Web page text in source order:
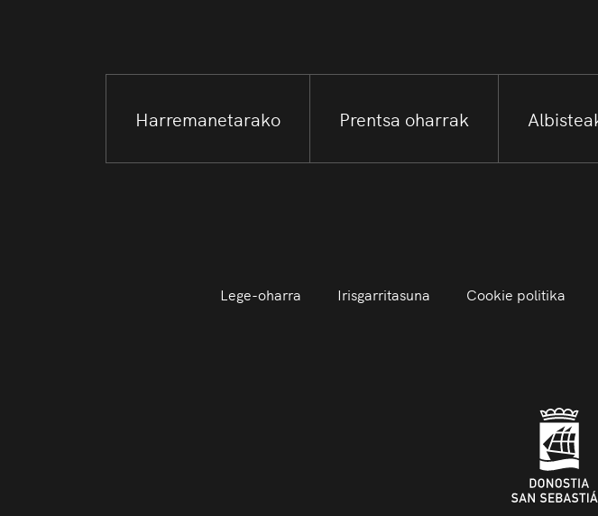
Harremanetarako Prentsa oharrak
Lege-oharra Irisgarritasuna Cookie politika